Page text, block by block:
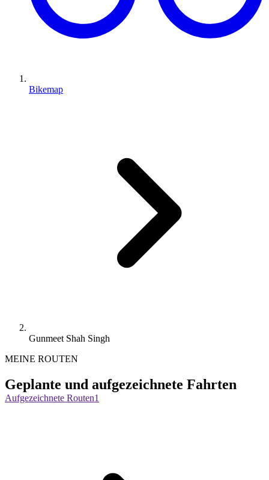
Bikemap
Gunmeet Shah Singh
MEINE ROUTEN
Geplante und aufgezeichnete Fahrten
Aufgezeichnete Routen1